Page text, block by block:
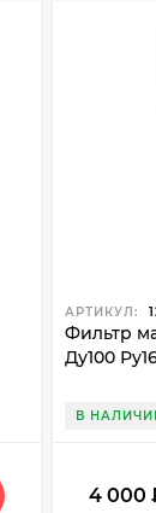
АРТИКУЛ:
Фильтр
Ду100
В
4 000